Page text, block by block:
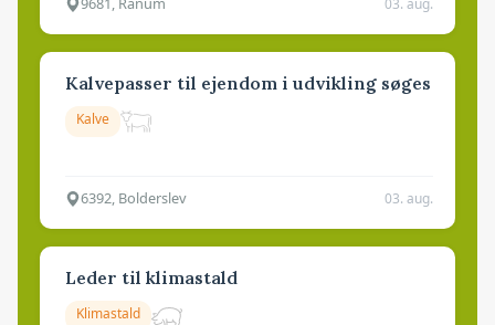
Kalvepasser til ejendom i udvikling søges
Kalve
6392, Bolderslev 03. aug.
Leder til klimastald
Klimastald